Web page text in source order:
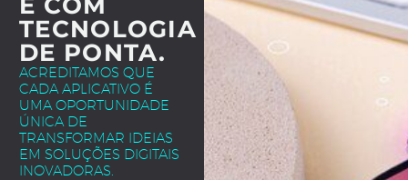
TECNOLOGIA
DE PONTA.
ACREDITAMOS QUE
CADA APLICATIVO É
UMA OPORTUNIDADE
ÚNICA DE
TRANSFORMAR IDEIAS
EM SOLUÇÕES DIGITAIS
INOVADORAS.